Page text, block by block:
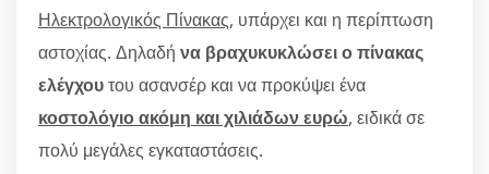
Ηλεκτρολογικός Πίνακας, υπάρχει και η περίπτωση
αστοχίας. Δηλαδή να βραχυκυκλώσει ο πίνακας
ελέγχουτου ασανσέρ και να προκύψει ένα
κοστολόγιο ακόμη και χιλιάδων ευρώ, ειδικά σε
πολύ μεγάλες εγκαταστάσεις.